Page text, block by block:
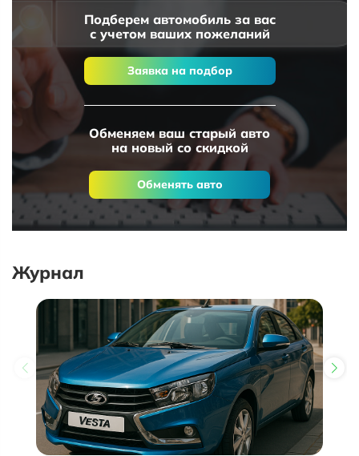
Подберем автомобиль за вас
с учетом ваших пожеланий
Заявка на подбор
Обменяем ваш старый авто
на новый со скидкой
Обменять авто
Журнал